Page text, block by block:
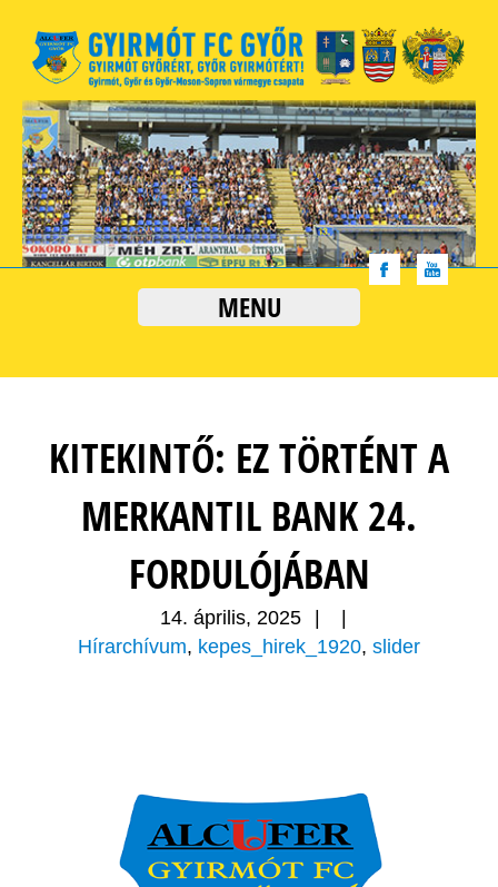
MENU
KITEKINTŐ: EZ TÖRTÉNT A
MERKANTIL BANK 24.
FORDULÓJÁBAN
14. április, 2025
Hírarchívum, kepes_hirek_1920, slider